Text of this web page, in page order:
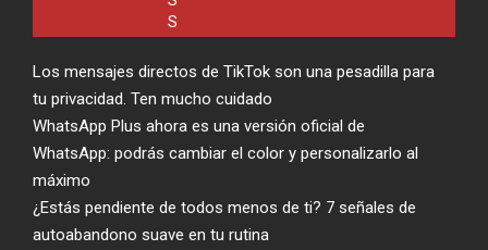
Los mensajes directos de TikTok son una pesadilla para
tu privacidad. Ten mucho cuidado
WhatsApp Plus ahora es una versión oficial de
WhatsApp: podrás cambiar el color y personalizarlo al
máximo
¿Estás pendiente de todos menos de ti? 7 señales de
autoabandono suave en tu rutina